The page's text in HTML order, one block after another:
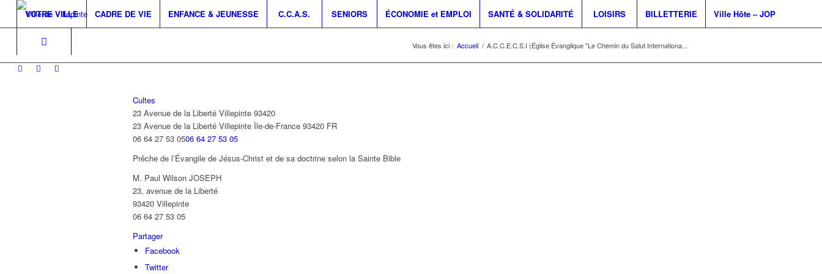
VOTRE VILLE CADRE DE VIE ENFANCE & JEUNESSE C.C.A.S. SENIORS ÉCONOMIE et EMPLOI SANTÉ & SOLIDARITÉ LOISIRS BILLETTERIE Ville Hôte – JOP
Vous êtes ici : Accueil / A.C.C.E.C.S.I (Église Évanglique "Le Chemin du Salut Internationa...
Cultes
23 Avenue de la Liberté Villepinte 93420
23 Avenue de la Liberté Villepinte Île-de-France 93420 FR
06 64 27 53 0506 64 27 53 05
Prêche de l’Évangile de Jésus-Christ et de sa doctrine selon la Sainte Bible
M. Paul Wilson JOSEPH
23, avenue de la Liberté
93420 Villepinte
06 64 27 53 05
Partager
Facebook
Twitter